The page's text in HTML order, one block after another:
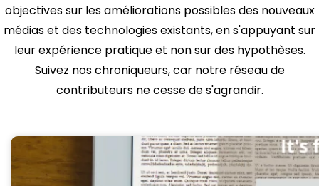
objectives sur les améliorations possibles des nouveaux
médias et des technologies existants, en s'appuyant sur
leur expérience pratique et non sur des hypothèses.
Suivez nos chroniqueurs, car notre réseau de
contributeurs ne cesse de s'agrandir.